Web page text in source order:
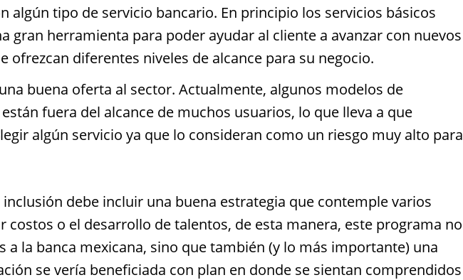
algún tipo de servicio bancario. En principio los servicios básicos
gran herramienta para poder ayudar al cliente a avanzar con nuevos
ofrezcan diferentes niveles de alcance para su negocio.
buena oferta al sector. Actualmente, algunos modelos de
fuera del alcance de muchos usuarios, lo que lleva a que
algún servicio ya que lo consideran como un riesgo muy alto para
debe incluir una buena estrategia que contemple varios
costos o el desarrollo de talentos, de esta manera, este programa no
a la banca mexicana, sino que también (y lo más importante) una
se vería beneficiada con plan en donde se sientan comprendidos